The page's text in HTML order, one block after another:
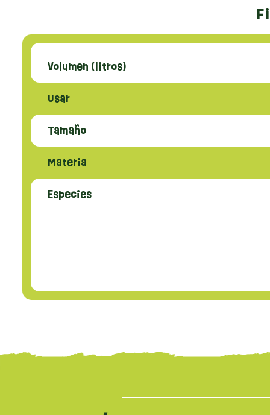
Volumen (litros)
Usar
Tamaño
Materia
Especies
{literal}{/literal}